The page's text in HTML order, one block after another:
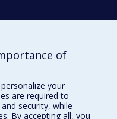
of
your
are required to
security, while
By accepting all, you